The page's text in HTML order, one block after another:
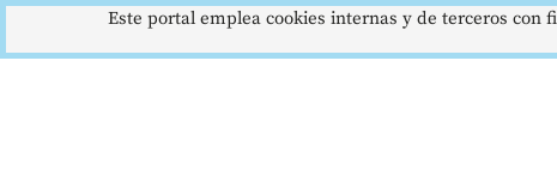
Este portal emplea cookies internas y de terceros